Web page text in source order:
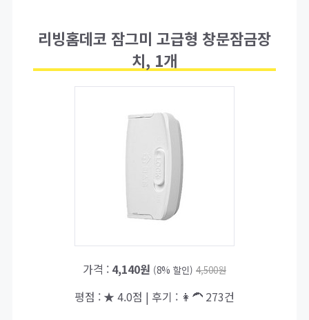
리빙홈데코 잠그미 고급형 창문잠금장
치, 1개
가격 : 4,140원 (8% 할인) 4,500원
평점 : ★ 4.0점 | 후기 : 👩‍🦱 273건